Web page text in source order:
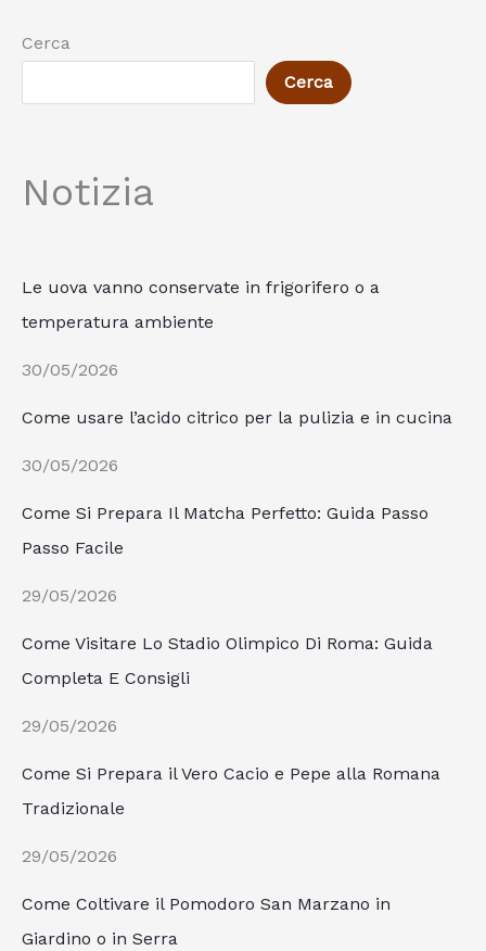
Cerca
Cerca
Notizia
Le uova vanno conservate in frigorifero o a
temperatura ambiente
30/05/2026
Come usare l’acido citrico per la pulizia e in cucina
30/05/2026
Come Si Prepara Il Matcha Perfetto: Guida Passo
Passo Facile
29/05/2026
Come Visitare Lo Stadio Olimpico Di Roma: Guida
Completa E Consigli
29/05/2026
Come Si Prepara il Vero Cacio e Pepe alla Romana
Tradizionale
29/05/2026
Come Coltivare il Pomodoro San Marzano in
Giardino o in Serra